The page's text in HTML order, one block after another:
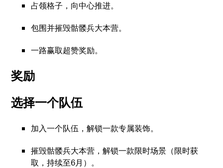
占领格子，向中心推进。
包围并摧毁骷髅兵大本营。
一路赢取超赞奖励。
奖励
选择一个队伍
加入一个队伍，解锁一款专属装饰。
摧毁骷髅兵大本营，解锁一款限时场景（限时获
取，持续至6月）。